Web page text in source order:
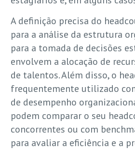
A definição precisa do
para a análise da estrutura
para a tomada de decisões
envolvem a alocação de
de talentos. Além disso, o
frequentemente utilizado
de desempenho
podem comparar o seu
concorrentes ou com
para avaliar a eficiência e a